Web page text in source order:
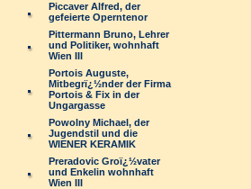
Piccaver Alfred, der
gefeierte Operntenor
Pittermann Bruno, Lehrer
und Politiker, wohnhaft
Wien III
Portois Auguste,
Mitbegrï¿½nder der Firma
Portois & Fix in der
Ungargasse
Powolny Michael, der
Jugendstil und die
WIENER KERAMIK
Preradovic Groï¿½vater
und Enkelin wohnhaft
Wien III